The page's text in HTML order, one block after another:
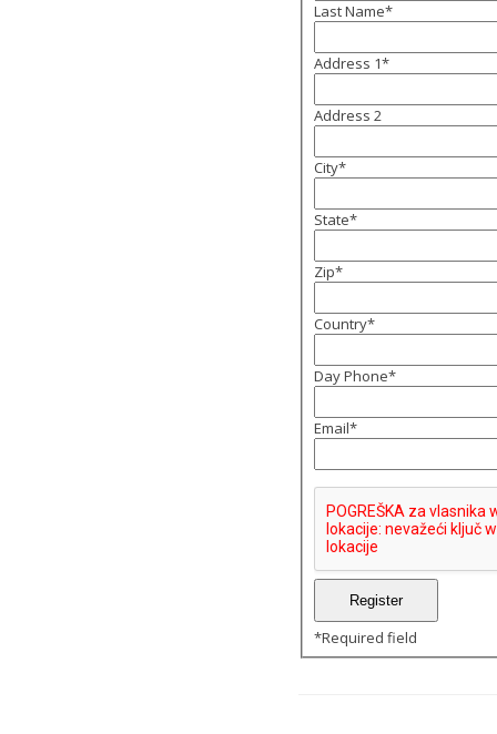
Last Name*
Address 1*
Address 2
City*
State*
Zip*
Country*
Day Phone*
Email*
*Required field